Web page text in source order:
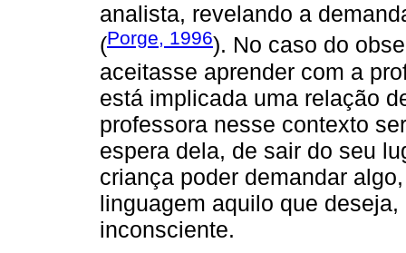
analista, revelando a
(Porge, 1996). No caso do
aceitasse aprender com a
está implicada uma relação
professora nesse contexto
espera dela, de sair do seu
criança poder demandar
linguagem aquilo que
inconsciente.